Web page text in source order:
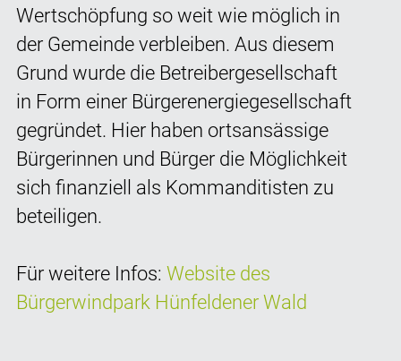
Wertschöpfung so weit wie möglich in
der Gemeinde verbleiben. Aus diesem
Grund wurde die Betreibergesellschaft
in Form einer Bürgerenergiegesellschaft
gegründet. Hier haben ortsansässige
Bürgerinnen und Bürger die Möglichkeit
sich finanziell als Kommanditisten zu
beteiligen.
Für weitere Infos: Website des
Bürgerwindpark Hünfeldener Wald